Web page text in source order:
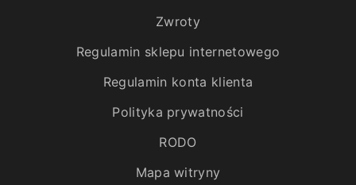
Zwroty
Regulamin sklepu internetowego
Regulamin konta klienta
Polityka prywatności
RODO
Mapa witryny